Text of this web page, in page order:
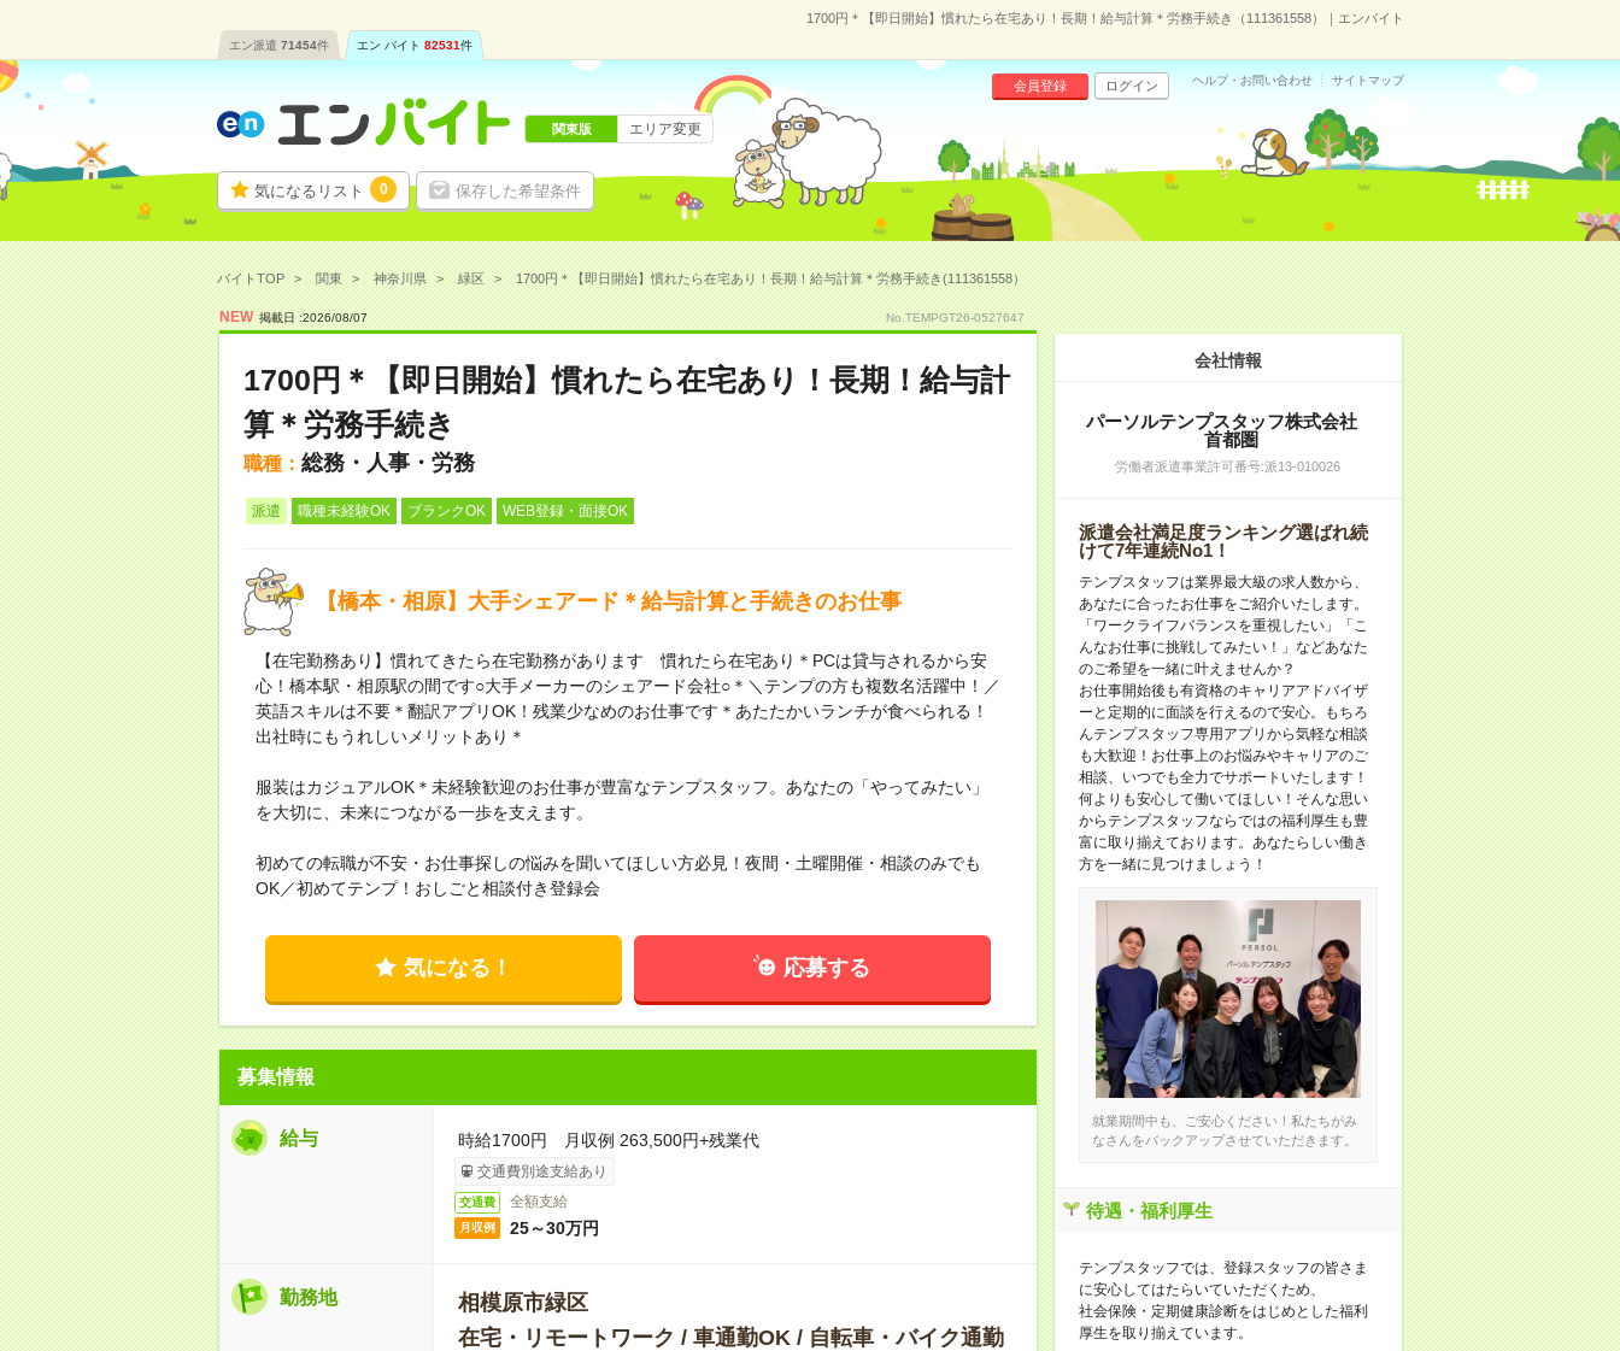
1700円＊【即日開始】慣れたら在宅あり！長期！給与計算＊労務手続き（111361558）｜エンバイト
エン派遣 71454件 エン バイト 82531件
気になるリスト 0 保存した希望条件
会員登録 ログイン ヘルプ・お問い合わせ サイトマップ
関東版 エリア変更
バイトTOP 関東 神奈川県 緑区 1700円＊【即日開始】慣れたら在宅あり！長期！給与計算＊労務手続き(111361558）
NEW 掲載日 :2026/08/07 No.TEMPGT26-0527647
1700円＊【即日開始】慣れたら在宅あり！長期！給与計
算＊労務手続き
職種： 総務・人事・労務
派遣 職種未経験OK ブランクOK WEB登録・面接OK
【橋本・相原】大手シェアード＊給与計算と手続きのお仕事
【在宅勤務あり】慣れてきたら在宅勤務があります 慣れたら在宅あり＊PCは貸与されるから安
心！橋本駅・相原駅の間です○大手メーカーのシェアード会社○＊＼テンプの方も複数名活躍中！／
英語スキルは不要＊翻訳アプリOK！残業少なめのお仕事です＊あたたかいランチが食べられる！
出社時にもうれしいメリットあり＊
服装はカジュアルOK＊未経験歓迎のお仕事が豊富なテンプスタッフ。あなたの「やってみたい」
を大切に、未来につながる一歩を支えます。
初めての転職が不安・お仕事探しの悩みを聞いてほしい方必見！夜間・土曜開催・相談のみでも
OK／初めてテンプ！おしごと相談付き登録会
気になる！ 応募する
募集情報
給与 時給1700円 月収例 263,500円+残業代
交通費別途支給あり
交通費 全額支給
月収例 25～30万円
勤務地
相模原市緑区
在宅・リモートワーク / 車通勤OK / 自転車・バイク通勤
会社情報
パーソルテンプスタッフ株式会社
首都圏
労働者派遣事業許可番号:派13-010026
派遣会社満足度ランキング選ばれ続
けて7年連続No1！
テンプスタッフは業界最大級の求人数から、
あなたに合ったお仕事をご紹介いたします。
「ワークライフバランスを重視したい」「こ
んなお仕事に挑戦してみたい！」などあなた
のご希望を一緒に叶えませんか？
お仕事開始後も有資格のキャリアアドバイザ
ーと定期的に面談を行えるので安心。もちろ
んテンプスタッフ専用アプリから気軽な相談
も大歓迎！お仕事上のお悩みやキャリアのご
相談、いつでも全力でサポートいたします！
何よりも安心して働いてほしい！そんな思い
からテンプスタッフならではの福利厚生も豊
富に取り揃えております。あなたらしい働き
方を一緒に見つけましょう！
就業期間中も、ご安心ください！私たちがみ
なさんをバックアップさせていただきます。
待遇・福利厚生
テンプスタッフでは、登録スタッフの皆さま
に安心してはたらいていただくため、
社会保険・定期健康診断をはじめとした福利
厚生を取り揃えています。